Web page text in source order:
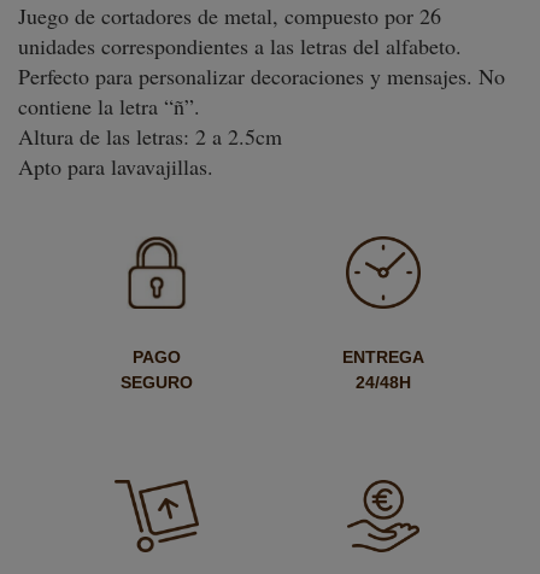
Juego de cortadores de metal, compuesto por 26
unidades correspondientes a las letras del alfabeto.
Perfecto para personalizar decoraciones y mensajes. No
contiene la letra “ñ”.
Altura de las letras: 2 a 2.5cm
Apto para lavavajillas.
PAGO
SEGURO
ENTREGA
24/48H